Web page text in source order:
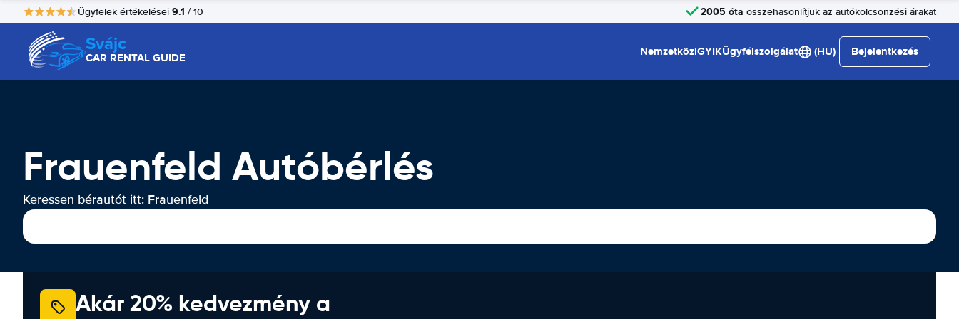
Ügyfelek értékelései 9.1 / 10 2005 óta összehasonlítjuk az autókölcsönzési árakat
Svájc
CAR RENTAL GUIDE NemzetköziGYIKÜgyfélszolgálat (HU) Bejelentkezés
Frauenfeld Autóbérlés
Keressen bérautót itt: Frauenfeld
Akár 20% kedvezmény a